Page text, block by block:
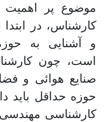
موضوع پر اهمیت
کارشناس، در
و آشنایی به
است، چون
صنایع هوائی و
حوزه حداقل باید
کارشناسی مهندسی